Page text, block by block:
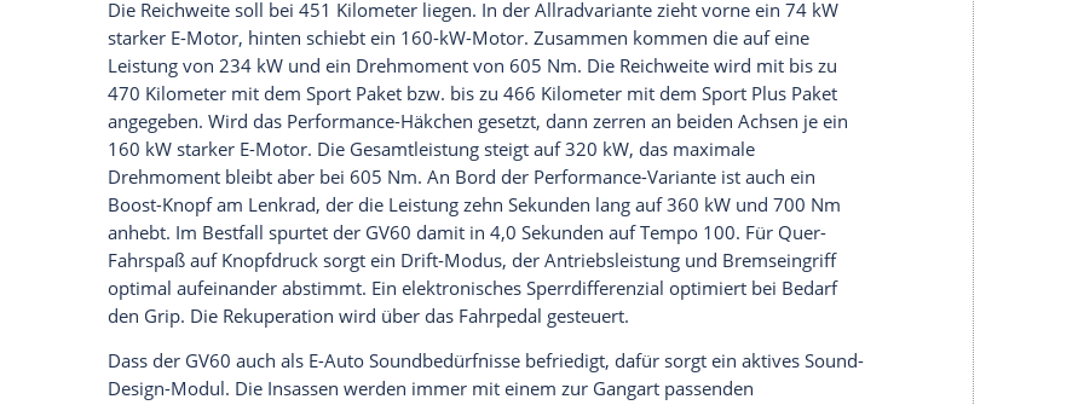
klassische Kombiinstrument und den Infotainmentbildschirm bündelt. Genesis nutzt die
Nvidia-Drive-Plattform für das Infotainmentsystem mit Touchscreens. Kabellose
Verbindung des Smartphones für Apple-Car-Play und Android-Auto ist gesetzt, außerdem
soll es einen digitalen Schlüssel, Handschrift- und Spracherkennung sowie Touchcontroller
geben. Vorne oben auf den Türbrüstungen sitzen die Screens, die die Bilder der
Außenspiegelkameras wiedergeben. Beim Thema Nachhaltigkeit setzt Genesis auch auf viel
Recyclingmaterial im Innenraum. So werden für verschiedenste Oberflächen PET-Flaschen
und alte Fischernetze wiederverwertet.
Ausstattungen und Technik
Für die Außengestaltung offeriert Genesis elf verschiedene Lackfarben, die mit mit fünf
Farbthemen im Innenraum kombiniert werden können. Die Sicherheitsausstattung umfasst